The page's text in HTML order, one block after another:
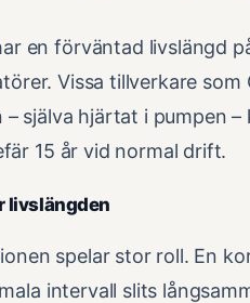
en förväntad livslängd
Vissa tillverkare
– själva hjärtat i pumpen
15 år vid normal drift.
livslängden
spelar stor roll. En
intervall slits